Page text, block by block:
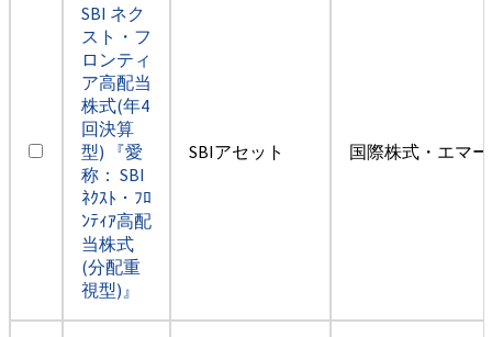
SBI ネク
スト・フ
ロンティ
ア高配当
株式(年4
回決算
型) 『愛
称： SBI
ﾈｸｽﾄ・ﾌﾛ
ﾝﾃｨｱ高配
当株式
(分配重
視型)』
SBIアセット 国際株式・エマ